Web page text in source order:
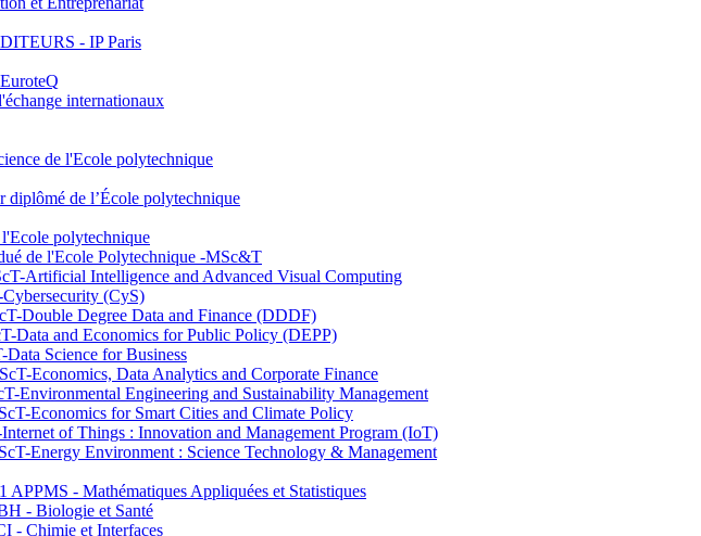
- IP Paris
internationaux
de l'Ecole polytechnique
diplômé de l’École polytechnique
polytechnique
de l'Ecole Polytechnique -MSc&T
Artificial Intelligence and Advanced Visual Computing
(CyS)
Double Degree Data and Finance (DDDF)
Data and Economics for Public Policy (DEPP)
Science for Business
Economics, Data Analytics and Corporate Finance
Environmental Engineering and Sustainability Management
Economics for Smart Cities and Climate Policy
of Things : Innovation and Management Program (IoT)
Energy Environment : Science Technology & Management
- Mathématiques Appliquées et Statistiques
- Biologie et Santé
- Chimie et Interfaces